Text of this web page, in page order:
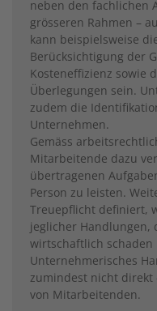
neben den fachlichen
grösseren Rahmen –
kann beispielsweise
Berücksichtigung der
Kosteneffizienz sowie
Überlegungen sein.
zudem die
Unternehmen.
Gemäss
Mitarbeitende dazu
übertragenen
Person zu leisten.
Treuepflicht definiert,
jeglicher Handlungen,
wirtschaftlich schaden
Unternehmerisches
zumindest nicht direkt
von Mitarbeitenden.